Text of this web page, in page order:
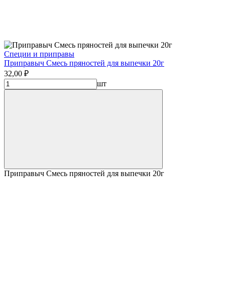
Специи и приправы
Приправыч Смесь пряностей для выпечки 20г
32,00 ₽
шт
Приправыч Смесь пряностей для выпечки 20г